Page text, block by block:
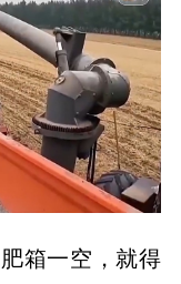
箱一空，就得